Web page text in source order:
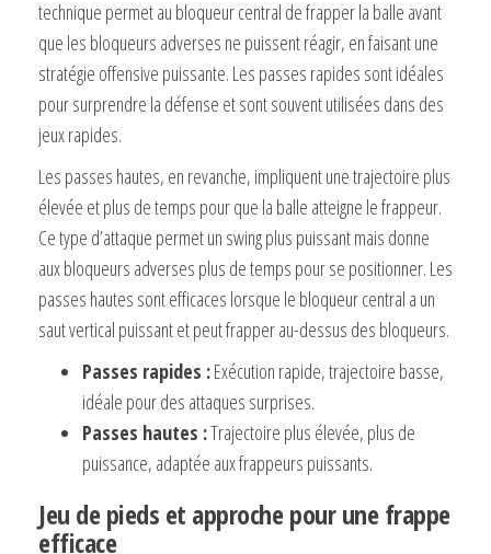
technique permet au bloqueur central de frapper la balle avant
que les bloqueurs adverses ne puissent réagir, en faisant une
stratégie offensive puissante. Les passes rapides sont idéales
pour surprendre la défense et sont souvent utilisées dans des
jeux rapides.
Les passes hautes, en revanche, impliquent une trajectoire plus
élevée et plus de temps pour que la balle atteigne le frappeur.
Ce type d’attaque permet un swing plus puissant mais donne
aux bloqueurs adverses plus de temps pour se positionner. Les
passes hautes sont efficaces lorsque le bloqueur central a un
saut vertical puissant et peut frapper au-dessus des bloqueurs.
Passes rapides :Exécution rapide, trajectoire basse,
idéale pour des attaques surprises.
Passes hautes :Trajectoire plus élevée, plus de
puissance, adaptée aux frappeurs puissants.
Jeu de pieds et approche pour une frappe
efficace